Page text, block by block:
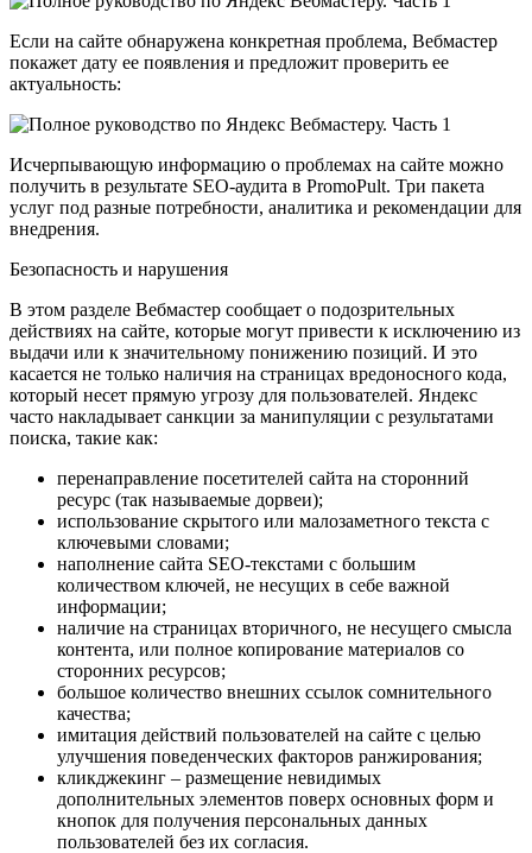
Если на сайте обнаружена конкретная проблема, Вебмастер
покажет дату ее появления и предложит проверить ее
актуальность:
Исчерпывающую информацию о проблемах на сайте можно
получить в результате SEO-аудита в PromoPult. Три пакета
услуг под разные потребности, аналитика и рекомендации для
внедрения.
Безопасность и нарушения
В этом разделе Вебмастер сообщает о подозрительных
действиях на сайте, которые могут привести к исключению из
выдачи или к значительному понижению позиций. И это
касается не только наличия на страницах вредоносного кода,
который несет прямую угрозу для пользователей. Яндекс
часто накладывает санкции за манипуляции с результатами
поиска, такие как:
перенаправление посетителей сайта на сторонний
ресурс (так называемые дорвеи);
использование скрытого или малозаметного текста с
ключевыми словами;
наполнение сайта SEO-текстами с большим
количеством ключей, не несущих в себе важной
информации;
наличие на страницах вторичного, не несущего смысла
контента, или полное копирование материалов со
сторонних ресурсов;
большое количество внешних ссылок сомнительного
качества;
имитация действий пользователей на сайте с целью
улучшения поведенческих факторов ранжирования;
кликджекинг – размещение невидимых
дополнительных элементов поверх основных форм и
кнопок для получения персональных данных
пользователей без их согласия.